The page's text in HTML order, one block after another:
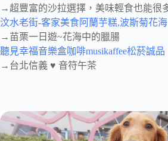
→超豐富的沙拉選擇，美味輕食也能很
汶水老街-客家美食阿蘭芋糕,波斯菊花海
→苗栗一日遊~花海中的臘腸
聽見幸福音樂盒咖啡musikaffee松菸誠品
→台北信義 ♥ 音符午茶